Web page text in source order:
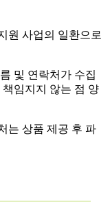
원 사업의 일환으로
및 연락처가 수집
임지지 않는 점 양
는 상품 제공 후 파